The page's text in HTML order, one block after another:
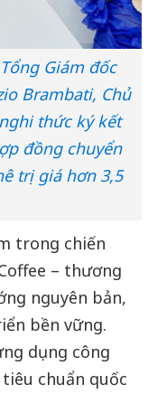
Giám đốc
Brambati, Chủ
thức ký kết
đồng chuyển
trị giá hơn 3,5
trong chiến
– thương
nguyên bản,
bền vững.
dụng công
chuẩn quốc